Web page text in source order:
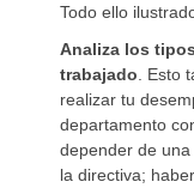
Todo ello
Analiza los
trabajado . Esto
realizar tu
departamento
depender de
la directiva;